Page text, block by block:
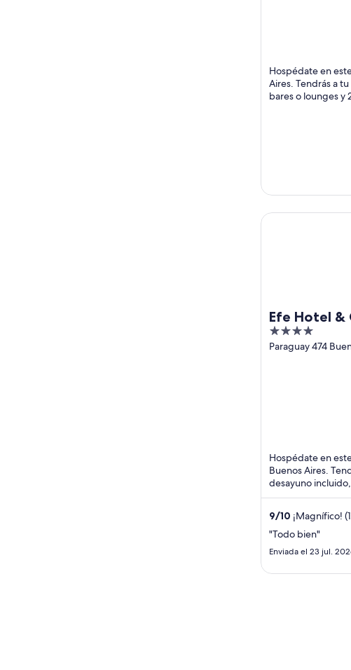
Hospédate en
Aires. Tendrás a
bares o lounges y
Efe Hotel &
4
out
Paraguay 474
Hospédate en
Buenos Aires.
desayuno
abierto las 24
9/10 ¡Magnífico!
"Todo bien"
Enviada el 23 jul.
Efe Hotel &